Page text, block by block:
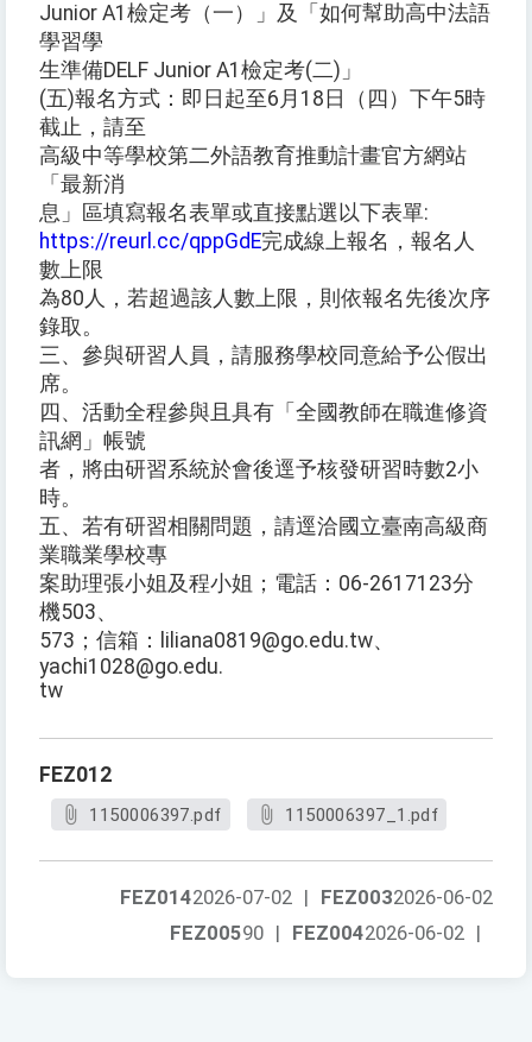
Junior A1檢定考（一）」及「如何幫助高中法語
學習學
生準備DELF Junior A1檢定考(二)」
(五)報名方式：即日起至6月18日（四）下午5時
截止，請至
高級中等學校第二外語教育推動計畫官方網站
「最新消
息」區填寫報名表單或直接點選以下表單:
https://reurl.cc/qppGdE完成線上報名，報名人
數上限
為80人，若超過該人數上限，則依報名先後次序
錄取。
三、參與研習人員，請服務學校同意給予公假出
席。
四、活動全程參與且具有「全國教師在職進修資
訊網」帳號
者，將由研習系統於會後逕予核發研習時數2小
時。
五、若有研習相關問題，請逕洽國立臺南高級商
業職業學校專
案助理張小姐及程小姐；電話：06-2617123分
機503、
573；信箱：liliana0819@go.edu.tw、
yachi1028@go.edu.
tw
FEZ012
1150006397.pdf 1150006397_1.pdf
FEZ0032026-06-02
FEZ0142026-07-02 |
FEZ0042026-06-02 |
FEZ00590 |